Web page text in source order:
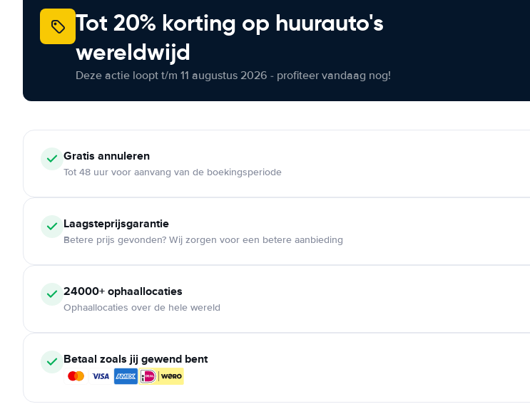
Tot 20% korting op huurauto's
wereldwijd
Deze actie loopt t/m 11 augustus 2026 - profiteer vandaag nog!
Gratis annuleren
Tot 48 uur voor aanvang van de boekingsperiode
Laagsteprijsgarantie
Betere prijs gevonden? Wij zorgen voor een betere aanbieding
24000+ ophaallocaties
Ophaallocaties over de hele wereld
Betaal zoals jij gewend bent